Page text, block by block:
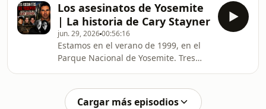
de una caja de cartón. Nadie conoce
su identidad, nadie denuncia su
desaparición y la policía inicia una de
las investigaciones más largas y
desconcertantes de la historia de
Estados Unidos.Durante décadas,
detectives, periodistas y ciudadanos
intentaron descubrir quién
Los asesinatos de Yosemite
| La historia de Cary Stayner
jun. 29, 202600:56:16
Estamos en el verano de 1999, en el
Parque Nacional de Yosemite. Tres
visitados de Estados Unidos. Nadie
Cargar más episodios